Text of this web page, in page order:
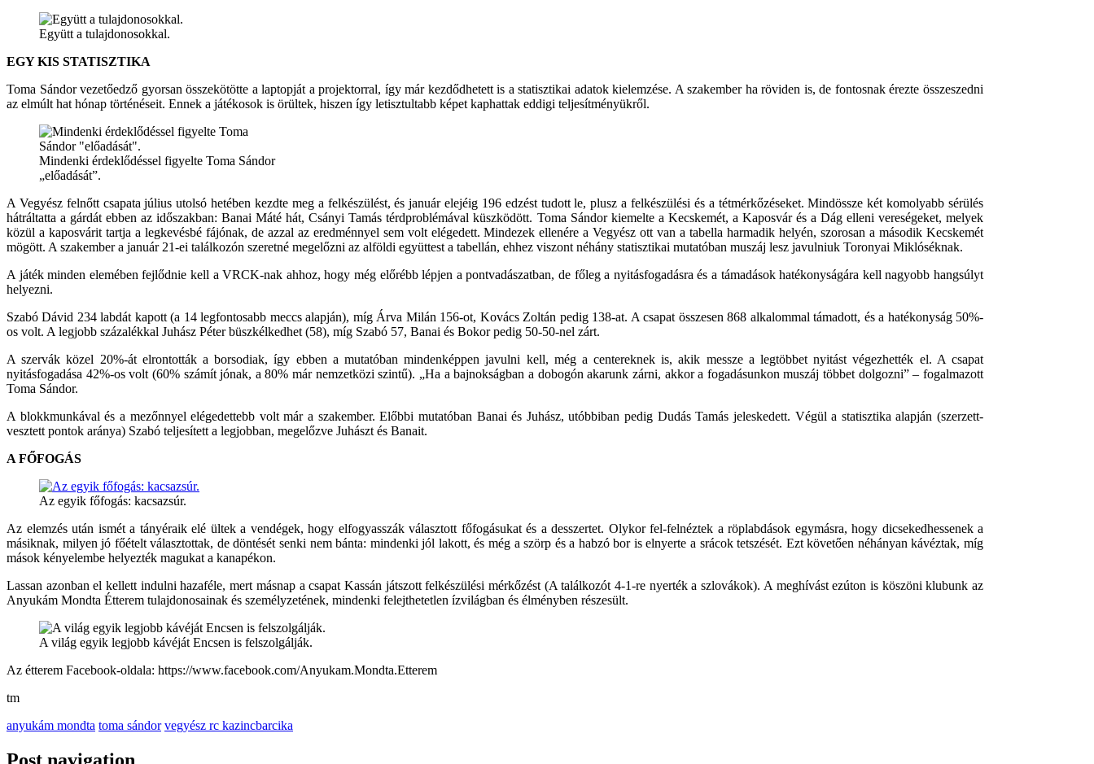
Együtt a tulajdonosokkal.
EGY KIS STATISZTIKA
Toma Sándor vezetőedző gyorsan összekötötte a laptopját a projektorral, így már kezdődhetett is a statisztikai adatok kielemzése. A szakember ha röviden is, de fontosnak érezte összeszedni
az elmúlt hat hónap történéseit. Ennek a játékosok is örültek, hiszen így letisztultabb képet kaphattak eddigi teljesítményükről.
Mindenki érdeklődéssel figyelte Toma Sándor
„előadását”.
A Vegyész felnőtt csapata július utolsó hetében kezdte meg a felkészülést, és január elejéig 196 edzést tudott le, plusz a felkészülési és a tétmérkőzéseket. Mindössze két komolyabb sérülés
hátráltatta a gárdát ebben az időszakban: Banai Máté hát, Csányi Tamás térdproblémával küszködött. Toma Sándor kiemelte a Kecskemét, a Kaposvár és a Dág elleni vereségeket, melyek
közül a kaposvárit tartja a legkevésbé fájónak, de azzal az eredménnyel sem volt elégedett. Mindezek ellenére a Vegyész ott van a tabella harmadik helyén, szorosan a második Kecskemét
mögött. A szakember a január 21-ei találkozón szeretné megelőzni az alföldi együttest a tabellán, ehhez viszont néhány statisztikai mutatóban muszáj lesz javulniuk Toronyai Miklóséknak.
A játék minden elemében fejlődnie kell a VRCK-nak ahhoz, hogy még előrébb lépjen a pontvadászatban, de főleg a nyitásfogadásra és a támadások hatékonyságára kell nagyobb hangsúlyt
helyezni.
Szabó Dávid 234 labdát kapott (a 14 legfontosabb meccs alapján), míg Árva Milán 156-ot, Kovács Zoltán pedig 138-at. A csapat összesen 868 alkalommal támadott, és a hatékonyság 50%-
os volt. A legjobb százalékkal Juhász Péter büszkélkedhet (58), míg Szabó 57, Banai és Bokor pedig 50-50-nel zárt.
A szervák közel 20%-át elrontották a borsodiak, így ebben a mutatóban mindenképpen javulni kell, még a centereknek is, akik messze a legtöbbet nyitást végezhették el. A csapat
nyitásfogadása 42%-os volt (60% számít jónak, a 80% már nemzetközi szintű). „Ha a bajnokságban a dobogón akarunk zárni, akkor a fogadásunkon muszáj többet dolgozni” – fogalmazott
Toma Sándor.
A blokkmunkával és a mezőnnyel elégedettebb volt már a szakember. Előbbi mutatóban Banai és Juhász, utóbbiban pedig Dudás Tamás jeleskedett. Végül a statisztika alapján (szerzett-
vesztett pontok aránya) Szabó teljesített a legjobban, megelőzve Juhászt és Banait.
A FŐFOGÁS
Az egyik főfogás: kacsazsúr.
Az elemzés után ismét a tányéraik elé ültek a vendégek, hogy elfogyasszák választott főfogásukat és a desszertet. Olykor fel-felnéztek a röplabdások egymásra, hogy dicsekedhessenek a
másiknak, milyen jó főételt választottak, de döntését senki nem bánta: mindenki jól lakott, és még a szörp és a habzó bor is elnyerte a srácok tetszését. Ezt követően néhányan kávéztak, míg
mások kényelembe helyezték magukat a kanapékon.
Lassan azonban el kellett indulni hazaféle, mert másnap a csapat Kassán játszott felkészülési mérkőzést (A találkozót 4-1-re nyerték a szlovákok). A meghívást ezúton is köszöni klubunk az
Anyukám Mondta Étterem tulajdonosainak és személyzetének, mindenki felejthetetlen ízvilágban és élményben részesült.
A világ egyik legjobb kávéját Encsen is felszolgálják.
Az étterem Facebook-oldala: https://www.facebook.com/Anyukam.Mondta.Etterem
tm
anyukám mondta toma sándor vegyész rc kazincbarcika